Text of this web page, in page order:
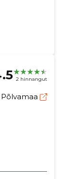
2 hinnangut
Põlvamaa